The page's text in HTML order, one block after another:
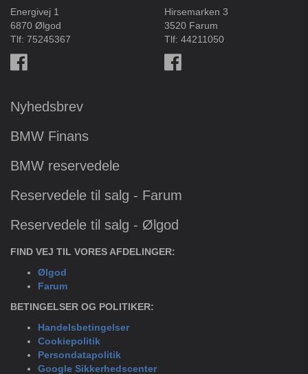
Energivej 1
6870 Ølgod
Tlf: 75245367
Hirsemarken 3
3520 Farum
Tlf: 44211050
Nyhedsbrev
BMW Finans
BMW reservedele
Reservedele til salg - Farum
Reservedele til salg - Ølgod
FIND VEJ TIL VORES AFDELINGER:
Ølgod
Farum
BETINGELSER OG POLITIKER:
Handelsbetingelser
Cookiepolitik
Persondatapolitik
Google Sikkerhedscenter